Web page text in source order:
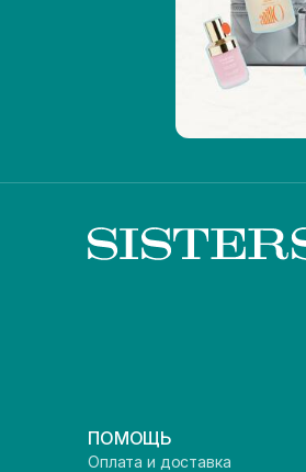
ПОМОЩЬ
Оплата и доставка